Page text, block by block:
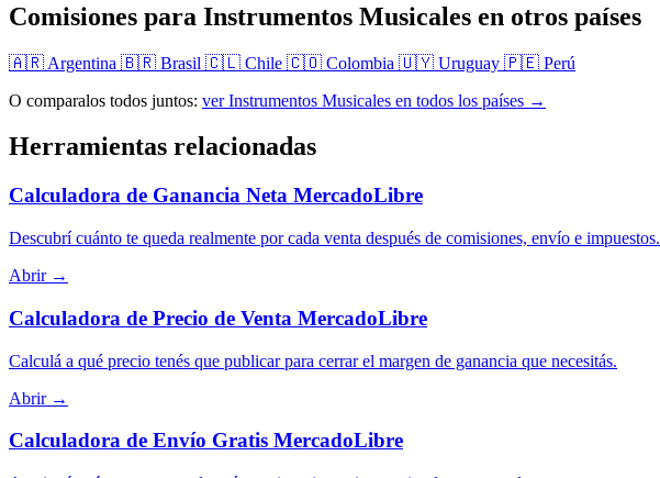
Comisiones para Instrumentos Musicales en otros países
🇦🇷 Argentina 🇧🇷 Brasil 🇨🇱 Chile 🇨🇴 Colombia 🇺🇾 Uruguay 🇵🇪 Perú
O comparalos todos juntos: ver Instrumentos Musicales en todos los países →
Herramientas relacionadas
Calculadora de Ganancia Neta MercadoLibre
Descubrí cuánto te queda realmente por cada venta después de comisiones, envío e impuestos.
Abrir →
Calculadora de Precio de Venta MercadoLibre
Calculá a qué precio tenés que publicar para cerrar el margen de ganancia que necesitás.
Abrir →
Calculadora de Envío Gratis MercadoLibre